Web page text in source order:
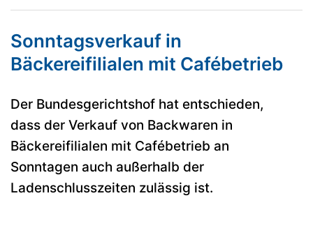
Sonntagsverkauf in
Bäckereifilialen mit Cafébetrieb
Der Bundesgerichtshof hat entschieden,
dass der Verkauf von Backwaren in
Bäckereifilialen mit Cafébetrieb an
Sonntagen auch außerhalb der
Ladenschlusszeiten zulässig ist.